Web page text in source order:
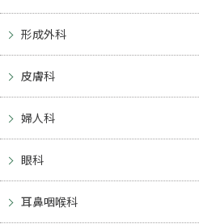
形成外科
皮膚科
婦人科
眼科
耳鼻咽喉科